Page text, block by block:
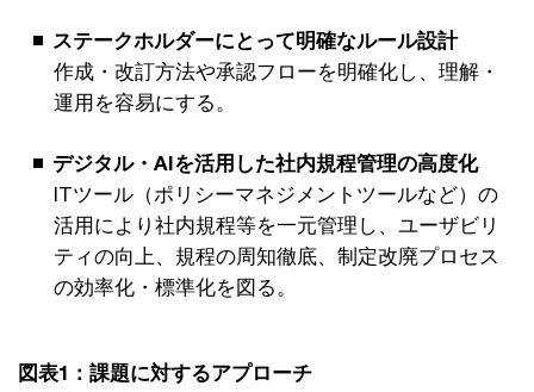
ステークホルダーにとって明確なルール設計
作成・改訂方法や承認フローを明確化し、理解・
運用を容易にする。
デジタル・AIを活用した社内規程管理の高度化
ITツール（ポリシーマネジメントツールなど）の
活用により社内規程等を一元管理し、ユーザビリ
ティの向上、規程の周知徹底、制定改廃プロセス
の効率化・標準化を図る。
図表1：課題に対するアプローチ